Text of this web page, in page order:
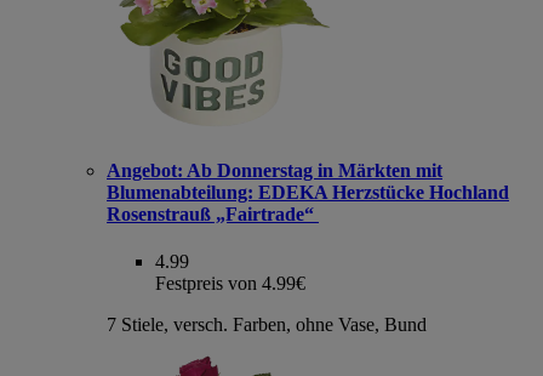
Angebot: Ab Donnerstag in Märkten mit
Blumenabteilung: EDEKA Herzstücke Hochland
Rosenstrauß „Fairtrade“
4.99
Festpreis von 4.99€
7 Stiele, versch. Farben, ohne Vase, Bund